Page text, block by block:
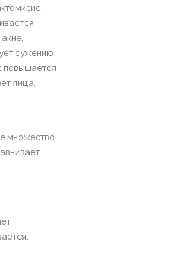
-
сужению
повышается
лица.
множество